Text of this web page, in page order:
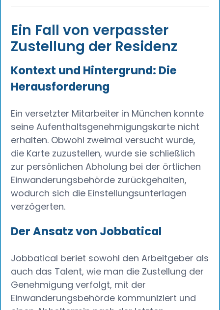
Ein Fall von verpasster
Zustellung der Residenz
Kontext und Hintergrund: Die
Herausforderung
Ein versetzter Mitarbeiter in München konnte
seine Aufenthaltsgenehmigungskarte nicht
erhalten. Obwohl zweimal versucht wurde,
die Karte zuzustellen, wurde sie schließlich
zur persönlichen Abholung bei der örtlichen
Einwanderungsbehörde zurückgehalten,
wodurch sich die Einstellungsunterlagen
verzögerten.
Der Ansatz von Jobbatical
Jobbatical beriet sowohl den Arbeitgeber als
auch das Talent, wie man die Zustellung der
Genehmigung verfolgt, mit der
Einwanderungsbehörde kommuniziert und